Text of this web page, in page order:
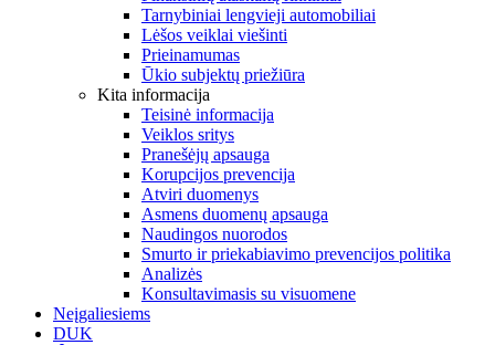
Tarnybiniai lengvieji automobiliai
Lėšos veiklai viešinti
Prieinamumas
Ūkio subjektų priežiūra
Kita informacija
Teisinė informacija
Veiklos sritys
Pranešėjų apsauga
Korupcijos prevencija
Atviri duomenys
Asmens duomenų apsauga
Naudingos nuorodos
Smurto ir priekabiavimo prevencijos politika
Analizės
Konsultavimasis su visuomene
Neįgaliesiems
DUK